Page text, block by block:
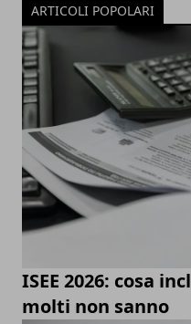
ARTICOLI POPOLARI
ISEE 2026: cosa
molti non sanno